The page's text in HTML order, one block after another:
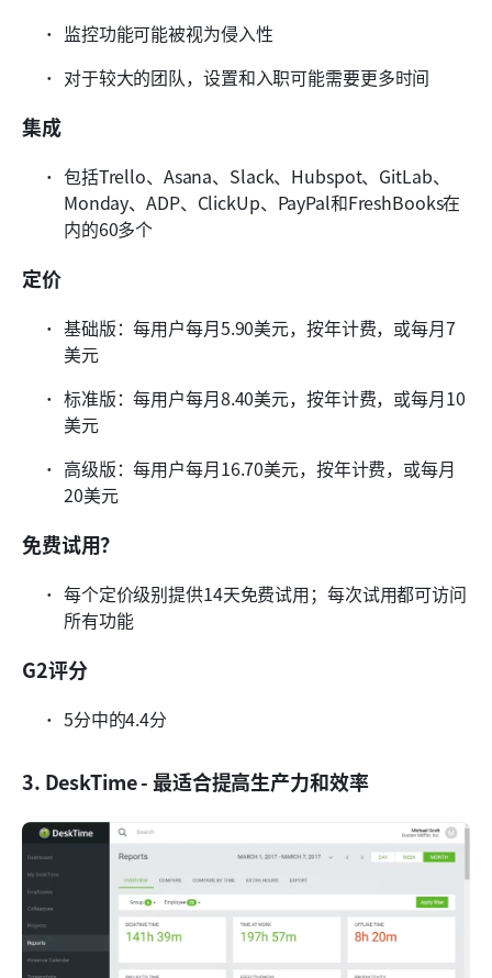
监控功能可能被视为侵入性
对于较大的团队，设置和入职可能需要更多时间
集成
包括Trello、Asana、Slack、Hubspot、GitLab、
Monday、ADP、ClickUp、PayPal和FreshBooks在
内的60多个
定价
基础版：每用户每月5.90美元，按年计费，或每月7
美元
标准版：每用户每月8.40美元，按年计费，或每月10
美元
高级版：每用户每月16.70美元，按年计费，或每月
20美元
免费试用？
每个定价级别提供14天免费试用；每次试用都可访问
所有功能
G2评分
5分中的4.4分
3. DeskTime - 最适合提高生产力和效率